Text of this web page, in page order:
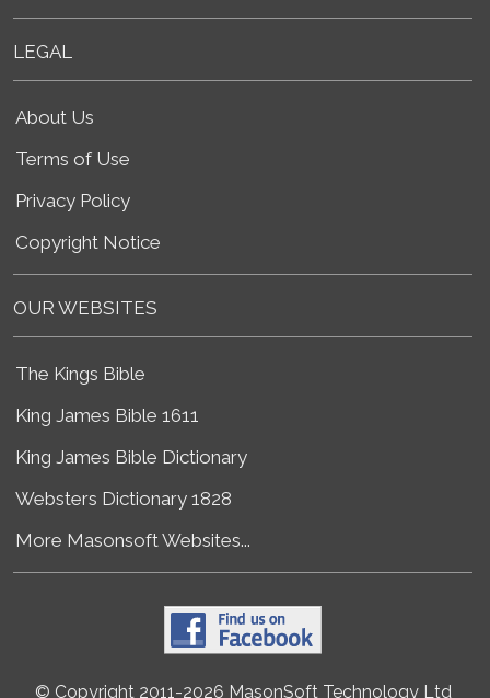
LEGAL
About Us
Terms of Use
Privacy Policy
Copyright Notice
OUR WEBSITES
The Kings Bible
King James Bible 1611
King James Bible Dictionary
Websters Dictionary 1828
More Masonsoft Websites...
© Copyright 2011-2026 MasonSoft Technology Ltd